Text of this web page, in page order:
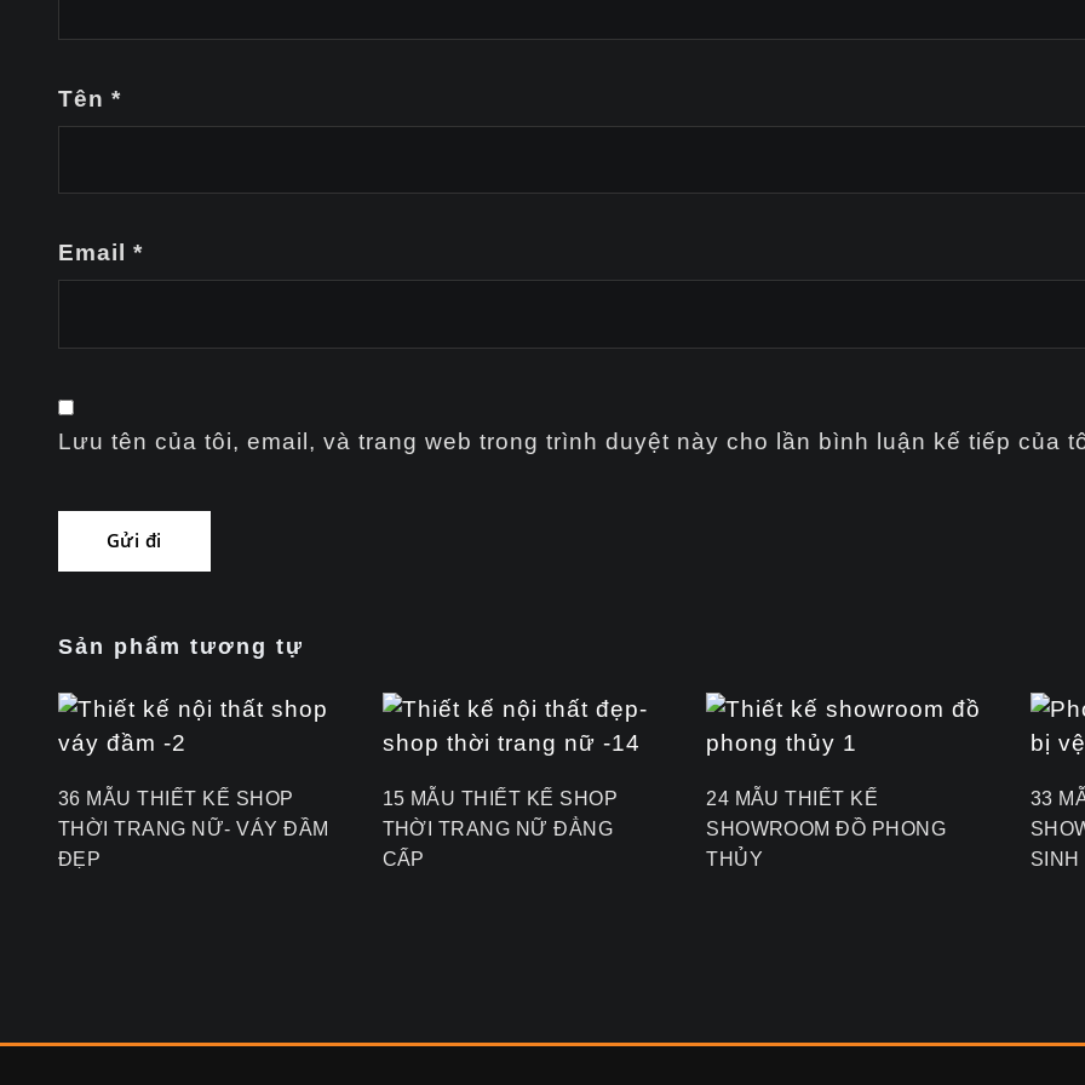
Tên *
Email *
Lưu tên của tôi, email, và trang web trong trình duyệt này cho lần bình luận kế tiếp của
Sản phẩm tương tự
36 MẪU THIẾT KẾ SHOP
THỜI TRANG NỮ- VÁY ĐẦM
ĐẸP
15 MẪU THIẾT KẾ SHOP
THỜI TRANG NỮ ĐẲNG
CẤP
24 MẪU THIẾT KẾ
SHOWROOM ĐỒ PHONG
THỦY
33
SINH